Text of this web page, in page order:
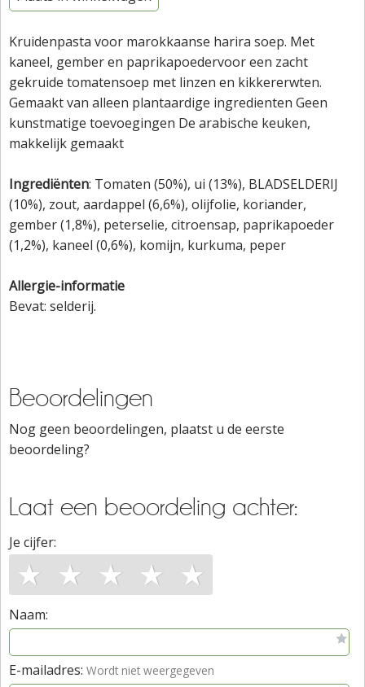
Kruidenpasta voor marokkaanse harira soep. Met
kaneel, gember en paprikapoedervoor een zacht
gekruide tomatensoep met linzen en kikkererwten.
Gemaakt van alleen plantaardige ingredienten Geen
kunstmatige toevoegingen De arabische keuken,
makkelijk gemaakt
Ingrediënten: Tomaten (50%), ui (13%), BLADSELDERIJ
(10%), zout, aardappel (6,6%), olijfolie, koriander,
gember (1,8%), peterselie, citroensap, paprikapoeder
(1,2%), kaneel (0,6%), komijn, kurkuma, peper
Allergie-informatie
Bevat: selderij.
Beoordelingen
Nog geen beoordelingen, plaatst u de eerste
beoordeling?
Laat een beoordeling achter:
Je cijfer:
★ ★ ★ ★ ★
Naam:
E-mailadres: Wordt niet weergegeven